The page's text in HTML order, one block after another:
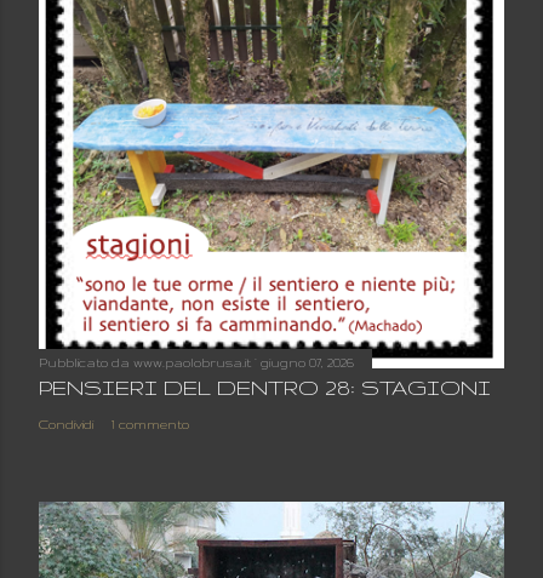
Pubblicato da www.paolobrusa.it giugno 07, 2026
PENSIERI DEL DENTRO 28: STAGIONI
Condividi 1 commento